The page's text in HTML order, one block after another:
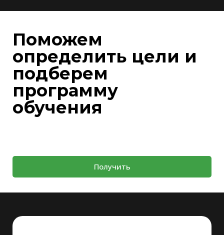
Поможем
определить цели и
подберем
программу
обучения
Получить